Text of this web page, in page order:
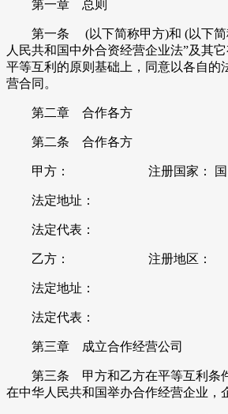
第一章 总则
第一条 (以下简称甲方)和 (以下简
人民共和国中外合资经营企业法”及其
平等互利的原则基础上，同意以各自的
营合同。
第二章 合作各方
第二条 合作各方
甲方： 注册国家： 国
法定地址：
法定代表：
乙方： 注册地区：
法定地址：
法定代表：
第三章 成立合作经营公司
第三条 甲方和乙方在平等互利条件
在中华人民共和国举办合作经营企业，